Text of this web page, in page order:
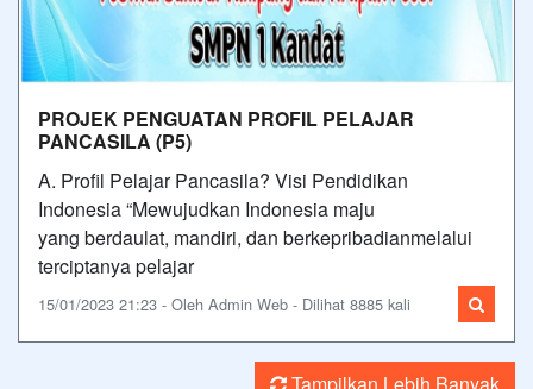
PROJEK PENGUATAN PROFIL PELAJAR
PANCASILA (P5)
A. Profil Pelajar Pancasila? Visi Pendidikan
Indonesia “Mewujudkan Indonesia maju
yang berdaulat, mandiri, dan berkepribadianmelalui
terciptanya pelajar
15/01/2023 21:23 - Oleh Admin Web - Dilihat 8885 kali